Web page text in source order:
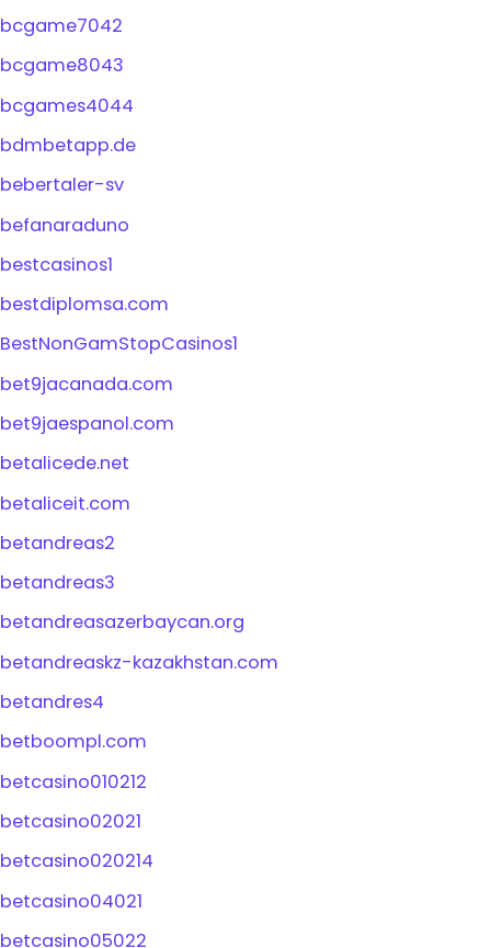
bcgame7042
bcgame8043
bcgames4044
bdmbetapp.de
bebertaler-sv
befanaraduno
bestcasinos1
bestdiplomsa.com
BestNonGamStopCasinos1
bet9jacanada.com
bet9jaespanol.com
betalicede.net
betaliceit.com
betandreas2
betandreas3
betandreasazerbaycan.org
betandreaskz-kazakhstan.com
betandres4
betboompl.com
betcasino010212
betcasino02021
betcasino020214
betcasino04021
betcasino05022